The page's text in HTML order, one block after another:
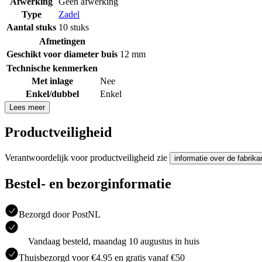
Type
Zadel
Aantal stuks 10 stuks
Afmetingen
Geschikt voor diameter buis 12 mm
Technische kenmerken
Met inlage
Nee
Enkel/dubbel
Enkel
Lees meer
Productveiligheid
Verantwoordelijk voor productveiligheid zie informatie over de
Bestel- en bezorginformatie
Bezorgd door PostNL
Vandaag besteld, maandag 10 augustus in huis
Thuisbezorgd voor €4.95 en gratis vanaf €50